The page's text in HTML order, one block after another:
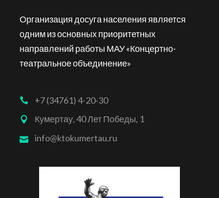
Организация досуга населения является
одним из основных приоритетных
направлений работы МАУ «Концертно-
театральное объединение»
+7 (34761) 4-20-30
Кумертау, 40 Лет Победы, 1
info@ktokumertau.ru